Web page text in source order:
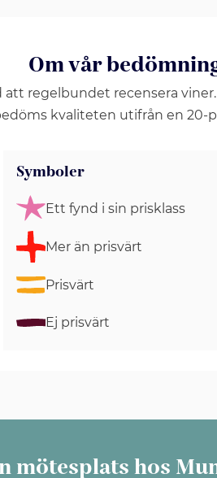
Om vår
att regelbundet recensera
kvaliteten utifrån en 20-
Symboler
Ett fynd i sin prisklass
Mer än prisvärt
Prisvärt
Ej prisvärt
mötesplats hos